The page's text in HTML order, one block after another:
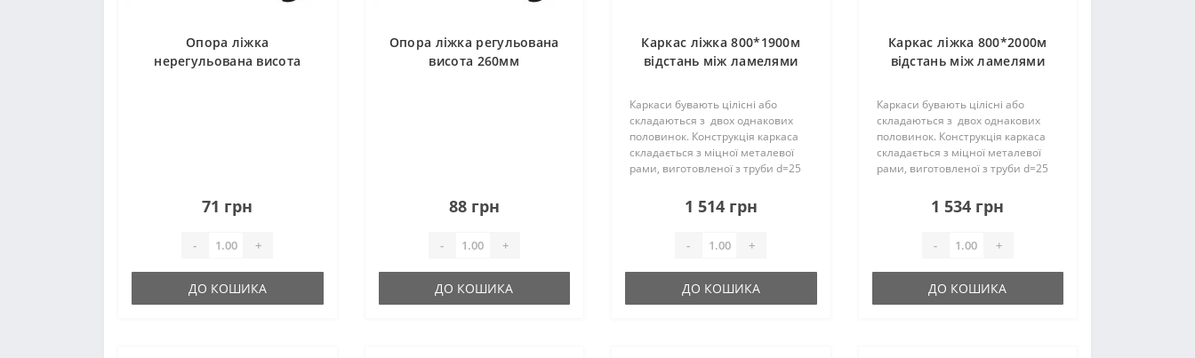
Опора ліжка
нерегульована висота
71 грн
- +
ДО КОШИКА
Опора ліжка регульована
висота 260мм
88 грн
- +
ДО КОШИКА
Каркас ліжка 800*1900м
відстань між ламелями
П25*25*1,2мм
Каркаси бувають цілісні або
складаються з двох однакових
половинок. Конструкція каркаса
складається з міцної металевої
рами, виготовленої з труби d=25
складати – 18 (19) шт. на одне
спальне місце, вони..
1 514 грн
- +
ДО КОШИКА
Каркас ліжка 800*2000м
відстань між ламелями
П25*25*1,2мм
Каркаси бувають цілісні або
складаються з двох однакових
половинок. Конструкція каркаса
складається з міцної металевої
рами, виготовленої з труби d=25
складати – 18 (19) шт. на одне
спальне місце, вони..
1 534 грн
- +
ДО КОШИКА